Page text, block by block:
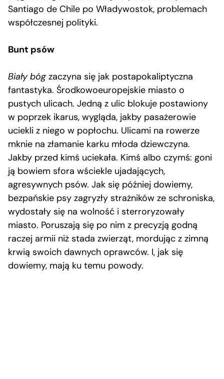
Santiago de Chile po Władywostok, problemach
współczesnej polityki.
Bunt psów
Biały bóg zaczyna się jak postapokaliptyczna
fantastyka. Środkowoeuropejskie miasto o
pustych ulicach. Jedną z ulic blokuje postawiony
w poprzek ikarus, wygląda, jakby pasażerowie
uciekli z niego w popłochu. Ulicami na rowerze
mknie na złamanie karku młoda dziewczyna.
Jakby przed kimś uciekała. Kimś albo czymś: goni
ją bowiem sfora wściekle ujadających,
agresywnych psów. Jak się później dowiemy,
bezpańskie psy zagryzły strażników ze schroniska,
wydostały się na wolność i sterroryzowały
miasto. Poruszają się po nim z precyzją godną
raczej armii niż stada zwierząt, mordując z zimną
krwią swoich dawnych oprawców. I, jak się
dowiemy, mają ku temu powody.